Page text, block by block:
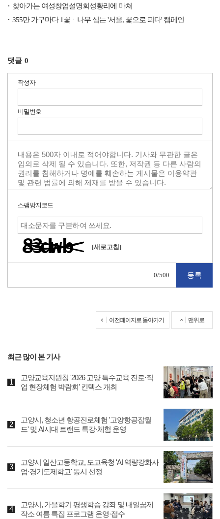
찾아가는 여성창업설명회성황리에 마쳐
355만 가구마다 1꽃ㆍ나무 심는 '서울, 꽃으로 피다' 캠페인
댓글 0
작성자
비밀번호
스팸방지코드
[새로고침]
0/500
이전페이지로 돌아가기 맨위로
최근 많이 본 기사
고양교육지원청 '2026 고양 특수교육 진로·직
업 현장체험 박람회' 킨텍스 개최
고양시, 청소년 항공진로체험 '고양항공잡월
드' 및 AI시대 트랜드 특강·체험 운영
고양시 일산고등학교, 도교육청 'AI 역량강화사
업·경기도제학교' 동시 선정
고양시, 가을학기 평생학습 강좌 및 내일꿈제
작소 여름 특집 프로그램 운영·접수